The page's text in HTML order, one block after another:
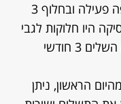
הראשון רק לעובד שהגיע עם קופה פעילה ובחלוף 3
היו חלוקות לגבי
שאלת הזכאות כאמור לעובד שלא השלים 3 חודשי
הראשון, ניתן